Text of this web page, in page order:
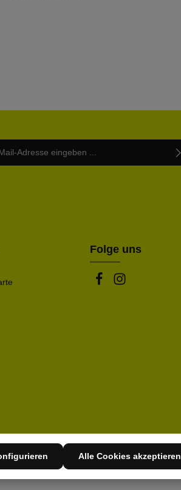
Folge uns
Alle Cookies akzeptieren